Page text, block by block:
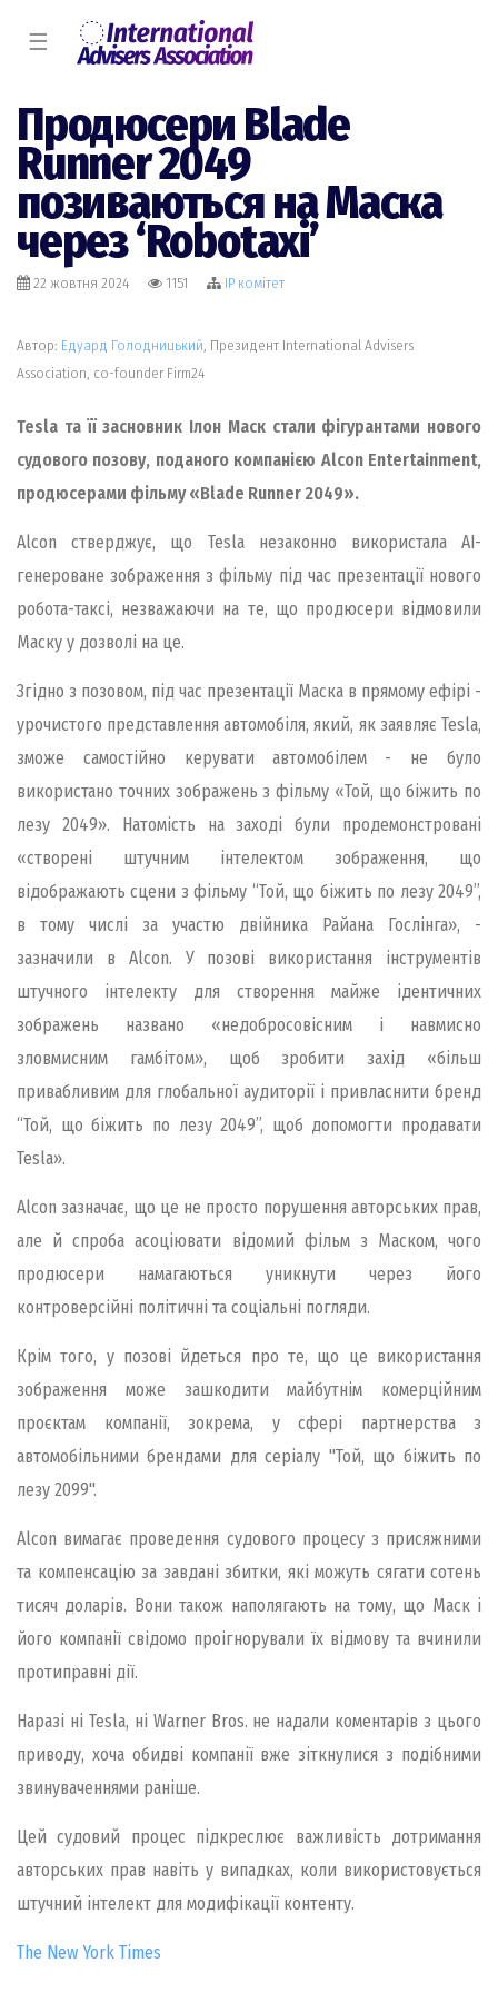
☰
Продюсери Blade
Runner 2049
позиваються на Маска
через ‘Robotaxi’
22 жовтня 2024 1151 IP комiтет
Автор: Едуард Голодницький , Президент International Advisers
Association, co-founder Firm24
Tesla та її засновник Ілон Маск стали фігурантами нового
судового позову, поданого компанією Alcon Entertainment,
продюсерами фільму «Blade Runner 2049».
Alcon стверджує, що Tesla незаконно використала AI-
генероване зображення з фільму під час презентації нового
робота-таксі, незважаючи на те, що продюсери відмовили
Маску у дозволі на це.
Згідно з позовом, під час презентації Маска в прямому ефірі -
урочистого представлення автомобіля, який, як заявляє Tesla,
зможе самостійно керувати автомобілем - не було
використано точних зображень з фільму «Той, що біжить по
лезу 2049». Натомість на заході були продемонстровані
«створені штучним інтелектом зображення, що
відображають сцени з фільму “Той, що біжить по лезу 2049”,
в тому числі за участю двійника Райана Гослінга», -
зазначили в Alcon. У позові використання інструментів
штучного інтелекту для створення майже ідентичних
зображень названо «недобросовісним і навмисно
зловмисним гамбітом», щоб зробити захід «більш
привабливим для глобальної аудиторії і привласнити бренд
“Той, що біжить по лезу 2049”, щоб допомогти продавати
Tesla».
Alcon зазначає, що це не просто порушення авторських прав,
але й спроба асоціювати відомий фільм з Маском, чого
продюсери намагаються уникнути через його
контроверсійні політичні та соціальні погляди.
Крім того, у позові йдеться про те, що це використання
зображення може зашкодити майбутнім комерційним
проєктам компанії, зокрема, у сфері партнерства з
автомобільними брендами для серіалу "Той, що біжить по
лезу 2099".
Alcon вимагає проведення судового процесу з присяжними
та компенсацію за завдані збитки, які можуть сягати сотень
тисяч доларів. Вони також наполягають на тому, що Маск і
його компанії свідомо проігнорували їх відмову та вчинили
протиправні дії.
Наразі ні Tesla, ні Warner Bros. не надали коментарів з цього
приводу, хоча обидві компанії вже зіткнулися з подібними
звинуваченнями раніше.
Цей судовий процес підкреслює важливість дотримання
авторських прав навіть у випадках, коли використовується
штучний інтелект для модифікації контенту.
The New York Times